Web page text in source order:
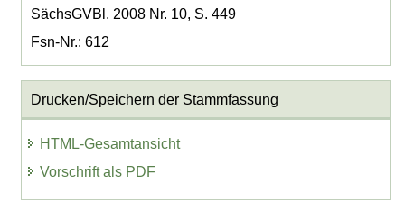
SächsGVBl. 2008 Nr. 10, S. 449
Fsn-Nr.: 612
Drucken/Speichern der Stammfassung
HTML-Gesamtansicht
Vorschrift als PDF